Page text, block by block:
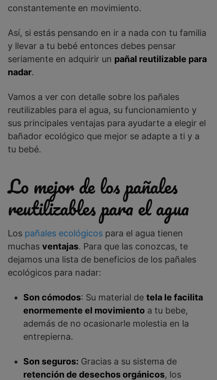
constantemente en movimiento.
Así, si estás pensando en ir a nada con tu familia
y llevar a tu bebé entonces debes pensar
seriamente en adquirir un pañal reutilizable para
nadar.
Vamos a ver con detalle sobre los pañales
reutilizables para el agua, su funcionamiento y
sus principales ventajas para ayudarte a elegir el
bañador ecológico que mejor se adapte a ti y a
tu bebé.
Lo mejor de los pañales
reutilizables para el agua
Los pañales ecológicos para el agua tienen
muchas ventajas. Para que las conozcas, te
dejamos una lista de beneficios de los pañales
ecológicos para nadar:
Son cómodos: Su material de tela le facilita
enormemente el movimiento a tu bebe,
además de no ocasionarle molestia en la
entrepierna.
Son seguros: Gracias a su sistema de
retención de desechos orgánicos, los